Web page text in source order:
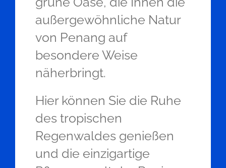
außergewöhnliche Natur
von Penang auf
besondere Weise
näherbringt.
Hier können Sie die Ruhe
des tropischen
Regenwaldes genießen
und die einzigartige